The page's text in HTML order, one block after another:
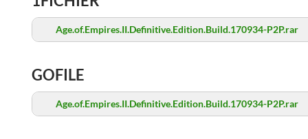
Age.of.Empires.II.Definitive.Edition.Build.170934-P2P.rar
GOFILE
Age.of.Empires.II.Definitive.Edition.Build.170934-P2P.rar